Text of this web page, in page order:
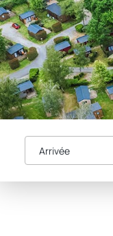
Arrivée